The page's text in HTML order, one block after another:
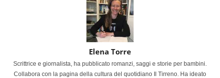
Elena Torre
Scrittrice e giornalista, ha pubblicato romanzi, saggi e storie per bambini.
Collabora con la pagina della cultura del quotidiano Il Tirreno. Ha ideato